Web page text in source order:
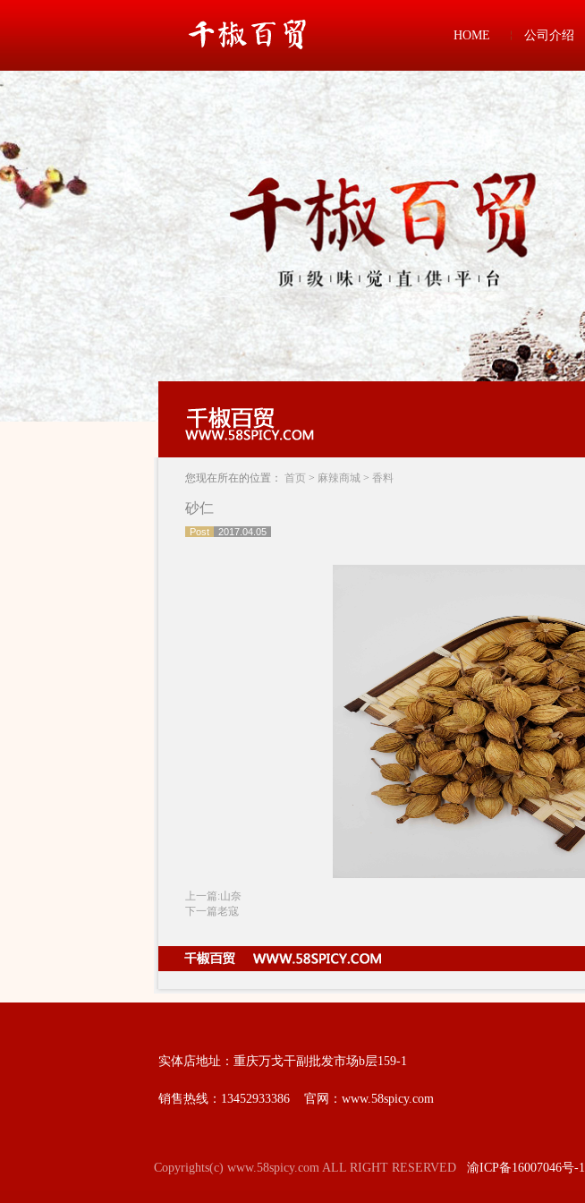
HOME 公司介绍
您现在所在的位置： 首页 > 麻辣商城 > 香料
砂仁
Post 2017.04.05
上一篇:山奈
下一篇老寇
实体店地址：重庆万戈干副批发市场b层159-1
销售热线：13452933386 官网：www.58spicy.com
Copyrights(c) www.58spicy.com ALL RIGHT RESERVED 渝ICP备16007046号-1